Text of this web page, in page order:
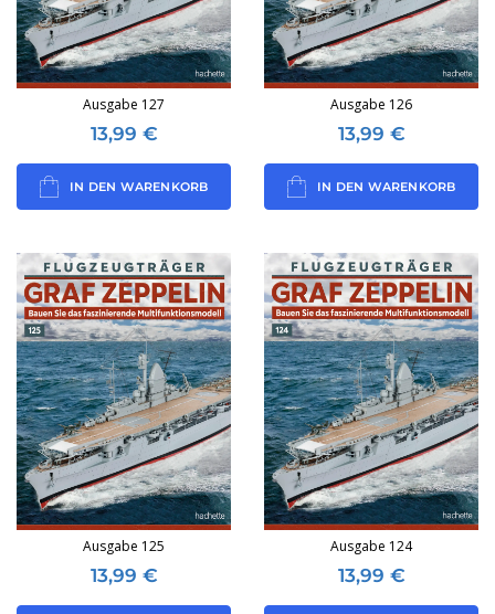
Ausgabe 127
13,99 €
IN DEN WARENKORB
Ausgabe 126
13,99 €
IN DEN WARENKORB
Ausgabe 125
13,99 €
Ausgabe 124
13,99 €